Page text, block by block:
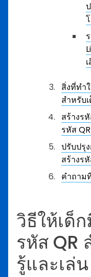
สิ่งที่ทำ
สำหรับ
สร้างร
รหัส
ปรับปรุ
สร้างร
คำถาม
วิธีให้เด็
รหัส QR
รู้และเล่น